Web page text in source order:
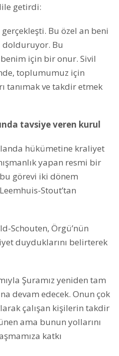
getirdi:
Bu özel an beni
Bu
için bir onur. Sivil
toplumumuz için
tanımak ve takdir etmek
tavsiye veren kurul
hükümetine kraliyet
yapan resmi bir
görevi iki dönem
Stout’tan
Schouten, Örgü’nün
duyduklarını belirterek
Şuramız yeniden tam
devam edecek. Onun çok
çalışan kişilerin takdir
ama bunun yollarını
katkı